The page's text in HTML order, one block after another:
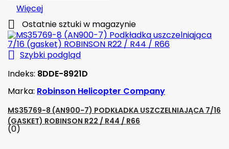
Więcej
 Ostatnie sztuki w magazynie
 Szybki podgląd
Indeks: 8DDE-8921D
Marka: Robinson Helicopter Company
MS35769-8 (AN900-7) PODKŁADKA USZCZELNIAJĄCA 7/16
(GASKET) ROBINSON R22 / R44 / R66
(0)